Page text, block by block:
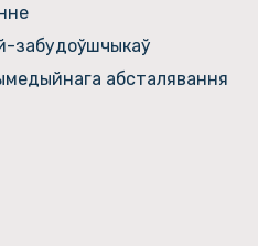
забудоўшчыкаў
абсталявання